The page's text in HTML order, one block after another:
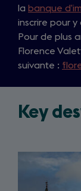
la banque
inscrire pour y
Pour de plus
Florence
suivante :
Key